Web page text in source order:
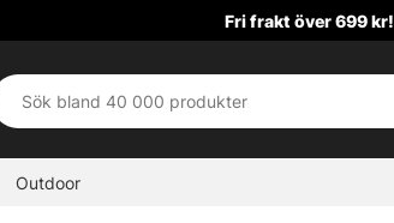
Fri frakt över 699 kr!
Outdoor